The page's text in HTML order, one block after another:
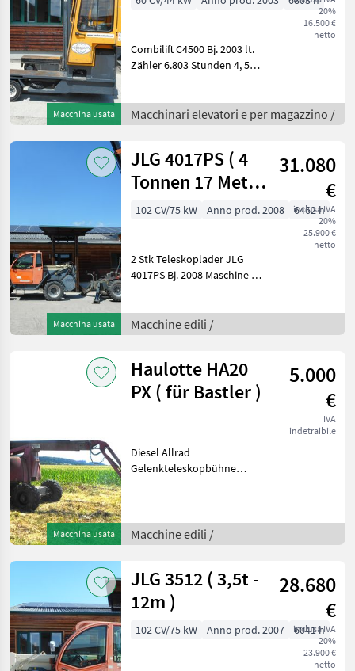
Macchina usata
20%
16.500 €
netto
Combilift C4500 Bj. 2003 lt.
Zähler 6.803 Stunden 4, 5
Hubhöhe 44 KW Kubota
Motor - Seitenstapler +
Macchinari elevatori e per magazzino /
Macchina usata
JLG 4017PS ( 4
Tonnen 17 Meter
)
31.080
€
inclusa IVA
20%
25.900 €
netto
102 CV/75 kW Anno prod. 2008 6462 h
2 Stk Teleskoplader JLG
4017PS Bj. 2008 Maschine 1:
Stunden 4 Tonnen Hubkraft
16, 7 Meter Hubhöhe 35 K
Macchine edili /
Macchina usata
Haulotte HA20
PX ( für Bastler )
5.000
€
IVA
indetraibile
Diesel Allrad
Gelenkteleskopbühne
Arbeitshöhe Für Bastler...
war 5 Jahre nicht
Macchine edili /
JLG 3512 ( 3,5t -
12m )
28.680
€
inclusa IVA
20%
23.900 €
netto
102 CV/75 kW Anno prod. 2007 6041 h